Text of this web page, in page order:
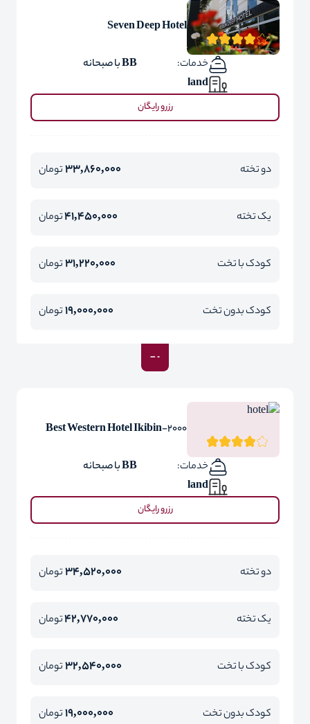
Seven Deep Hotel
خدمات:
BB با صبحانه
land
رزرو رایگان
دو تخته 33,860,000تومان
یک تخته 41,450,000تومان
کودک با تخت 31,220,000تومان
کودک بدون تخت 19,000,000تومان
Best Western Hotel Ikibin-2000
خدمات:
BB با صبحانه
land
رزرو رایگان
دو تخته 34,520,000تومان
یک تخته 42,770,000تومان
کودک با تخت 32,540,000تومان
کودک بدون تخت 19,000,000تومان